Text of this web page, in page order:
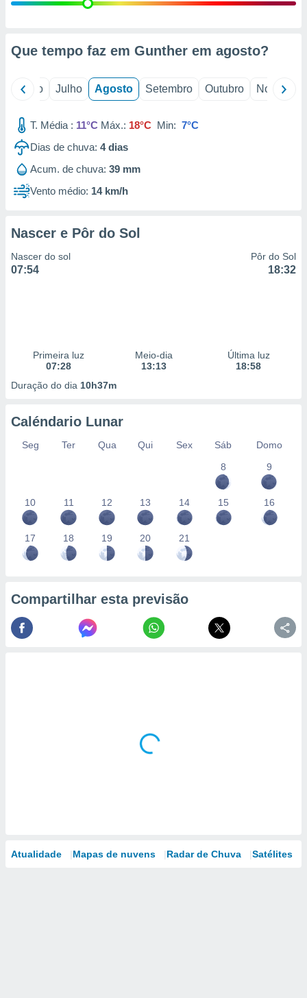
através
estudos
de
Que tempo faz em Gunther em agosto?
Junho Julho Agosto Setembro Outubro Novembro
T. Média : 11°C Máx.: 18°C Min: 7°C
Dias de chuva: 4dias
Acum. de chuva: 39 mm
Vento médio: 14 km/h
Nascer e Pôr do Sol
Nascer do sol
07:54
Pôr do Sol
18:32
Primeira luz
07:28
Meio-dia
13:13
Última luz
18:58
Duração do dia 10h37m
Caléndario Lunar
Seg Ter Qua Qui Sex Sáb
Domo
8
9
10 11 12 13 14 15 16
17 18 19 20 21
Compartilhar esta previsão
Atualidade Mapas de nuvens Radar de Chuva Satélites